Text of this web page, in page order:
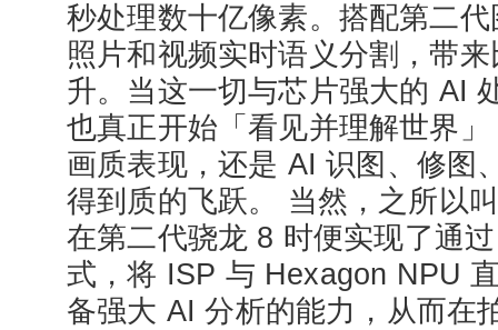
秒处理数十亿像素。搭配第二
照片和视频实时语义分割，带
升。当这一切与芯片强大的 AI
也真正开始「看见并理解世界
画质表现，还是 AI 识图、修图
得到质的飞跃。 当然，之所以
在第二代骁龙 8 时便实现了通
式，将 ISP 与 Hexagon NPU
备强大 AI 分析的能力，从而在